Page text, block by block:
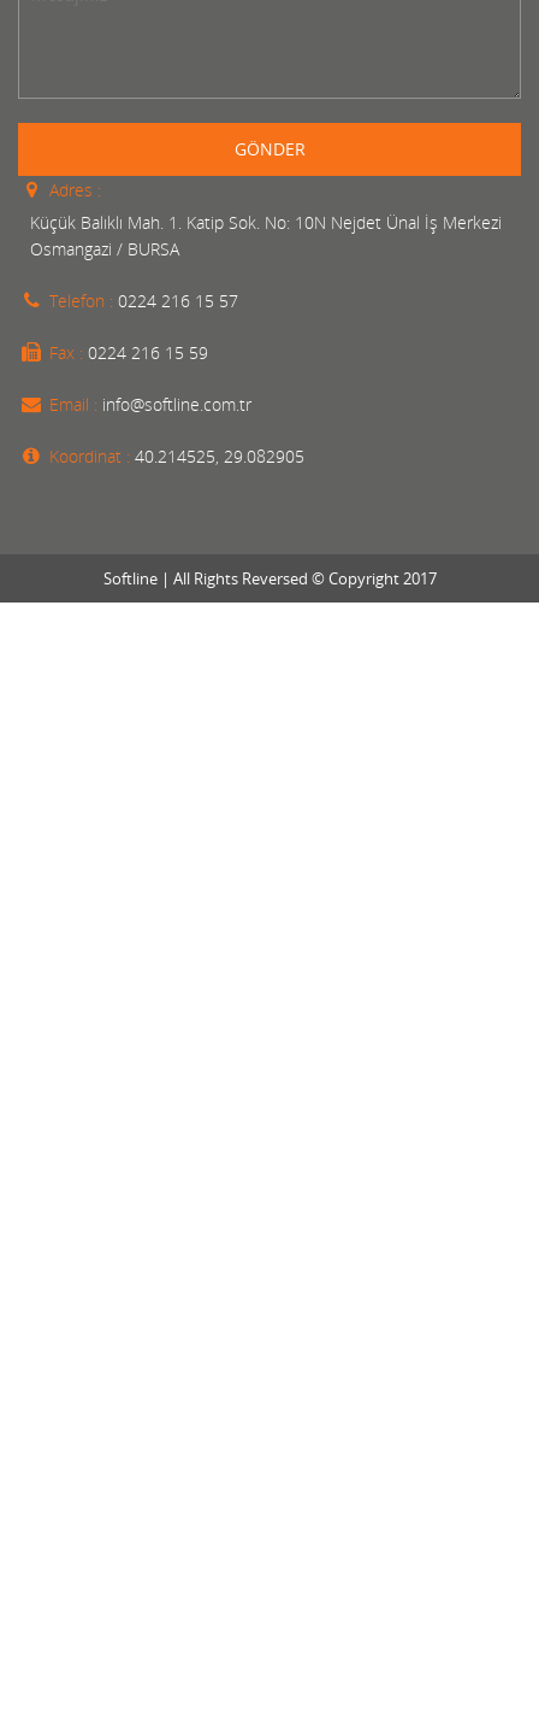
GÖNDER
Adres :
Küçük Balıklı Mah. 1. Katip Sok. No: 10N Nejdet Ünal İş Merkezi
Osmangazi / BURSA
Telefon : 0224 216 15 57
Fax : 0224 216 15 59
Email : info@softline.com.tr
Koordinat : 40.214525, 29.082905
Softline | All Rights Reversed © Copyright 2017